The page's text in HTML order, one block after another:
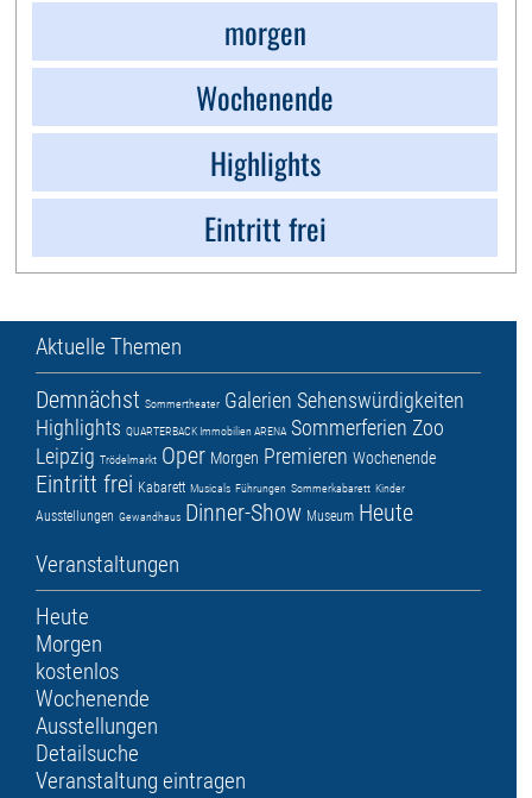
morgen
Wochenende
Highlights
Eintritt frei
Aktuelle Themen
Demnächst Sommertheater Galerien Sehenswürdigkeiten
Highlights QUARTERBACK Immobilien ARENA Sommerferien Zoo
Leipzig Trödelmarkt Oper Morgen Premieren Wochenende
Eintritt frei Kabarett Musicals Führungen Sommerkabarett Kinder
Ausstellungen Gewandhaus Dinner-Show Museum Heute
Veranstaltungen
Heute
Morgen
kostenlos
Wochenende
Ausstellungen
Detailsuche
Veranstaltung eintragen